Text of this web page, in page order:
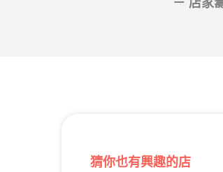
猜你也有興趣的店